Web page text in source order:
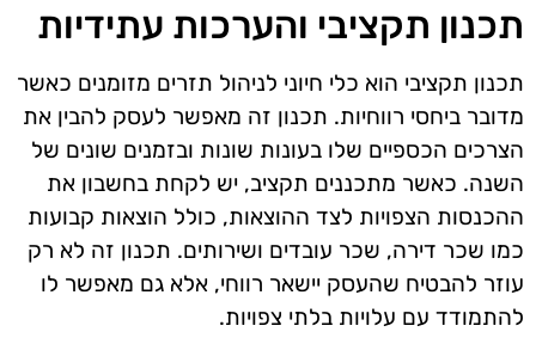
תכנון תקציבי והערכות עתידיות
תכנון תקציבי הוא כלי חיוני לניהול תזרים מזומנים כאשר
מדובר ביחסי רווחיות. תכנון זה מאפשר לעסק להבין את
הצרכים הכספיים שלו בעונות שונות ובזמנים שונים של
השנה. כאשר מתכננים תקציב, יש לקחת בחשבון את
ההכנסות הצפויות לצד ההוצאות, כולל הוצאות קבועות
כמו שכר דירה, שכר עובדים ושירותים. תכנון זה לא רק
עוזר להבטיח שהעסק יישאר רווחי, אלא גם מאפשר לו
להתמודד עם עלויות בלתי צפויות.